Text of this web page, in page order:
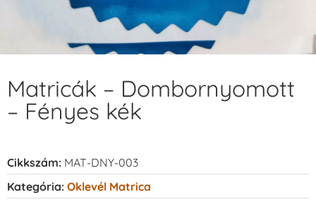
Matricák – Dombornyomott
– Fényes kék
Cikkszám: MAT-DNY-003
Kategória: Oklevél Matrica